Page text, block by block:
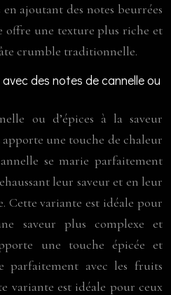
ajoutant des notes beurrées
offre une texture plus riche et
crumble traditionnelle.
des notes de cannelle ou
ou d’épices à la saveur
une touche de chaleur
se marie parfaitement
leur saveur et en leur
Cette variante est idéale pour
saveur plus complexe et
une touche épicée et
parfaitement avec les fruits
variante est idéale pour ceux